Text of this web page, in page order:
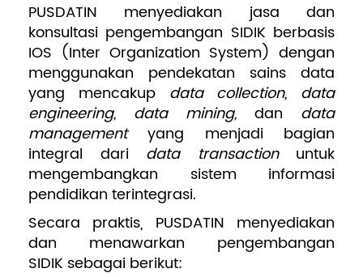
PUSDATIN menyediakan jasa dan
konsultasi pengembangan SIDIK berbasis
IOS (Inter Organization System) dengan
menggunakan pendekatan sains data
yang mencakup data collection, data
engineering, data mining, dan data
managementyang menjadi bagian
integral dari data transactionuntuk
mengembangkan sistem informasi
pendidikan terintegrasi.
Secara praktis, PUSDATIN menyediakan
dan menawarkan pengembangan
SIDIK sebagai berikut: